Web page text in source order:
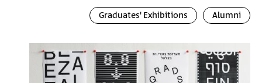
Alumni
Graduates' Exhibitions